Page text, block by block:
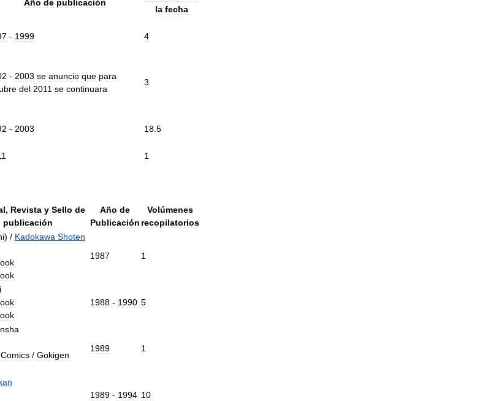
Año de publicación
la fecha
- 1999 4
- 2003 se anuncio que para
del 2011 se continuara
3
- 2003 18.5
1
, Revista y Sello de
publicación
Año de
Publicación
Volúmenes
recopilatorios
) / Kadokawa Shoten
1987 1
1988 - 1990 5
Comics / Gokigen
1989 1
1989 - 1994 10